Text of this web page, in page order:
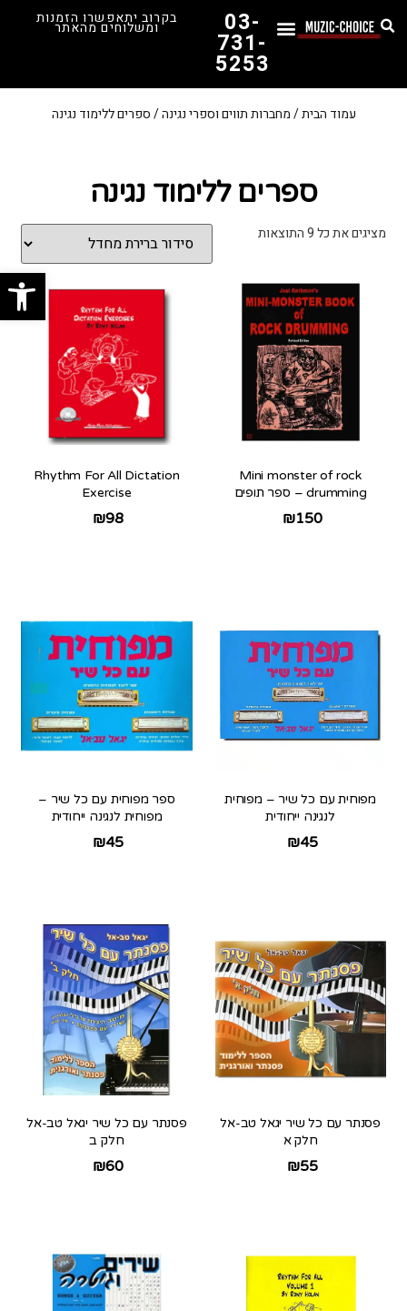
פתח
03-
731-
5253
בקרוב יתאפשרו הזמנות
ומשלוחים מהאתר
עמוד הבית/מחברות תווים וספרי נגינה/ ספרים ללימוד נגינה
ספרים ללימוד נגינה
מציגים את כל ⁦9⁩ התוצאות
Mini monster of rock
drumming – ספר תופים
₪150
Rhythm For All Dictation
Exercise
₪98
מפוחית עם כל שיר – מפוחית
לנגינה ייחודית
₪45
ספר מפוחית עם כל שיר –
מפוחית לנגינה ייחודית
₪45
פסנתר עם כל שיר יגאל טב-אל
חלק א
₪55
פסנתר עם כל שיר יגאל טב-אל
חלק ב
₪60